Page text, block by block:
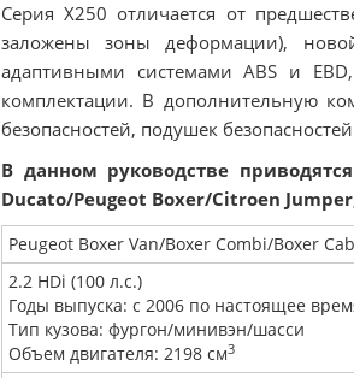
Серия Х250 отличается от
заложены зоны деформации),
адаптивными системами ABS и
комплектации. В дополнительную
безопасностей, подушек
В данном руководстве
Ducato/Peugeot Boxer/Citroen
Peugeot Boxer Van/Boxer Combi/Boxer
2.2 HDi (100 л.с.)
Годы выпуска: с 2006 по настоящее
Тип кузова: фургон/минивэн/шасси
Объем двигателя: 2198 см3